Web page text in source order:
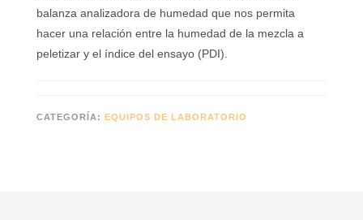
balanza analizadora de humedad que nos permita
hacer una relación entre la humedad de la mezcla a
peletizar y el índice del ensayo (PDI).
CATEGORÍA: EQUIPOS DE LABORATORIO